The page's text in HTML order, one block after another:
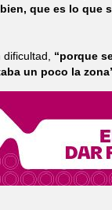
que es lo que
“porque
un poco la